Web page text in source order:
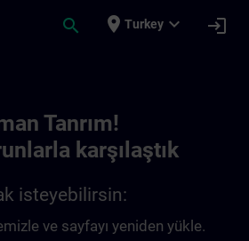
search place Turkey expand_more login
Tanrım!
karşılaştık
isteyebilirsin:
ve sayfayı yeniden yükle.